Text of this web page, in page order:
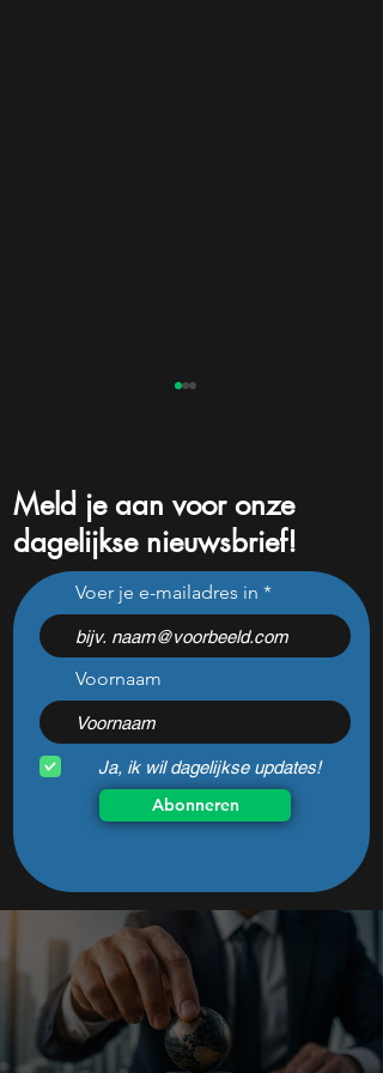
Waarom Salesforce
potentie heeft de markt te
gaan verrassen
Meld je aan voor onze
dagelijkse nieuwsbrief!
Voer je e-mailadres in
Voornaam
Ja, ik wil dagelijkse updates!
Abonneren